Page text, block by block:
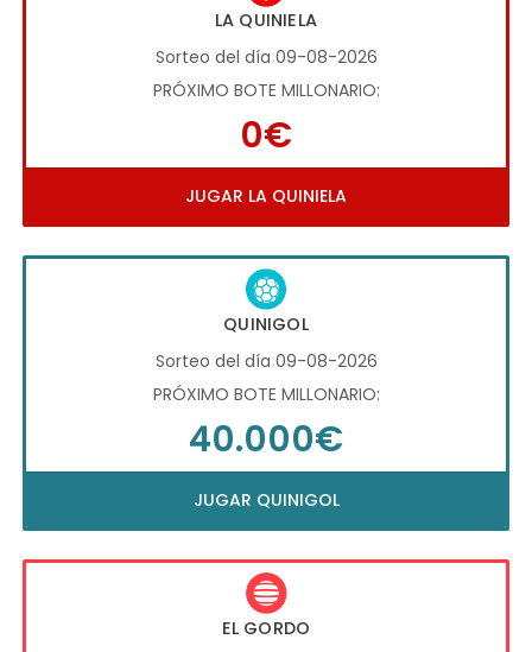
LA QUINIELA
Sorteo del día 09-08-2026
PRÓXIMO BOTE MILLONARIO:
0€
JUGAR LA QUINIELA
QUINIGOL
Sorteo del día 09-08-2026
PRÓXIMO BOTE MILLONARIO:
40.000€
JUGAR QUINIGOL
EL GORDO